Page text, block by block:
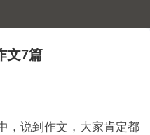
文7篇
说到作文，大家肯定都